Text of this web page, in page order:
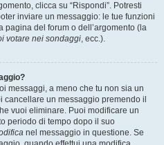
clicca su “Rispondi”. Potresti
inviare un messaggio: le tue funzioni
del forum o dell’argomento (la
votare nei sondaggi, ecc.).
messaggi, a meno che tu non sia un
un messaggio premendo il
vuoi eliminare. Puoi modificare un
periodo di tempo dopo il suo
nel messaggio in questione. Se